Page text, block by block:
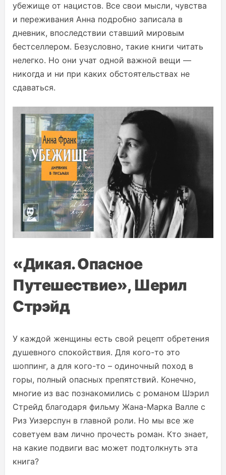
убежище от нацистов. Все свои мысли, чувства
и переживания Анна подробно записала в
дневник, впоследствии ставший мировым
бестселлером. Безусловно, такие книги читать
нелегко. Но они учат одной важной вещи —
никогда и ни при каких обстоятельствах не
сдаваться.
«Дикая. Опасное
Путешествие», Шерил
Стрэйд
У каждой женщины есть свой рецепт обретения
душевного спокойствия. Для кого-то это
шоппинг, а для кого-то – одиночный поход в
горы, полный опасных препятствий. Конечно,
многие из вас познакомились с романом Шэрил
Стрейд благодаря фильму Жана-Марка Валле с
Риз Уизерспун в главной роли. Но мы все же
советуем вам лично прочесть роман. Кто знает,
на какие подвиги вас может подтолкнуть эта
книга?